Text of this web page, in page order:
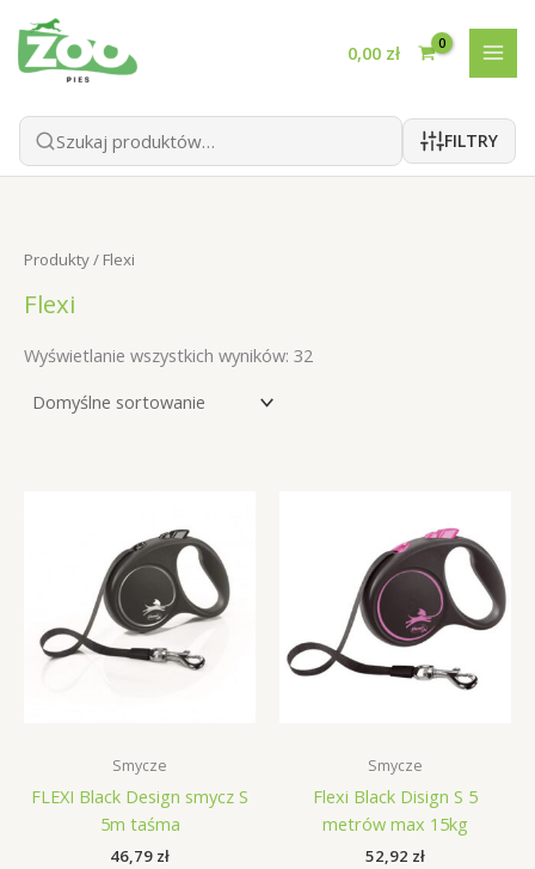
Przejdź
do
treści
0,00 zł
FILTRY
Produkty/ Flexi
Flexi
Wyświetlanie wszystkich wyników: 32
Smycze
FLEXI Black Design smycz S
5m taśma
46,79 zł
Smycze
Flexi Black Disign S 5
metrów max 15kg
52,92 zł